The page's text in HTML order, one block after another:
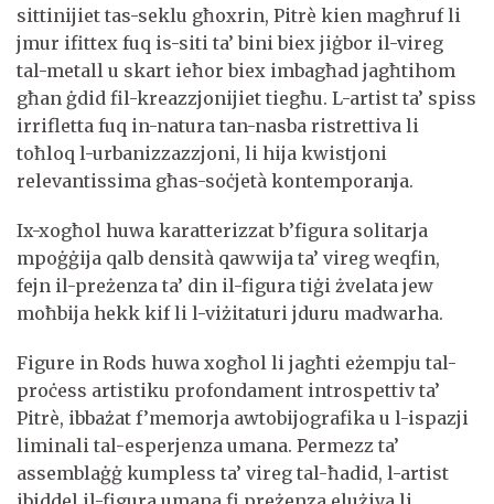
sittinijiet tas-seklu għoxrin, Pitrè kien magħruf li
jmur ifittex fuq is-siti ta’ bini biex jiġbor il-vireg
tal-metall u skart ieħor biex imbagħad jagħtihom
għan ġdid fil-kreazzjonijiet tiegħu. L-artist ta’ spiss
irrifletta fuq in-natura tan-nasba ristrettiva li
toħloq l-urbanizzazzjoni, li hija kwistjoni
relevantissima għas-soċjetà kontemporanja.
Ix-xogħol huwa karatterizzat b’figura solitarja
mpoġġija qalb densità qawwija ta’ vireg weqfin,
fejn il-preżenza ta’ din il-figura tiġi żvelata jew
moħbija hekk kif li l-viżitaturi jduru madwarha.
Figure in Rods huwa xogħol li jagħti eżempju tal-
proċess artistiku profondament introspettiv ta’
Pitrè, ibbażat f’memorja awtobijografika u l-ispazji
liminali tal-esperjenza umana. Permezz ta’
assemblaġġ kumpless ta’ vireg tal-ħadid, l-artist